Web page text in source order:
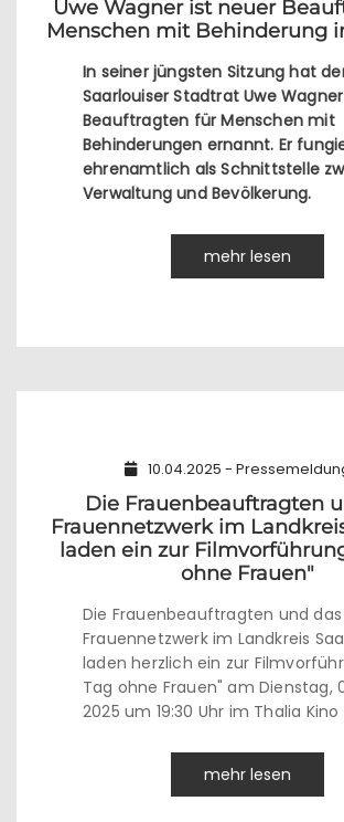
Uwe Wagner ist neuer
Menschen mit Behinderung
In seiner jüngsten Sitzung hat
Saarlouiser Stadtrat Uwe
Beauftragten für Menschen mit
Behinderungen ernannt. Er
ehrenamtlich als Schnittstelle
Verwaltung und Bevölkerung.
mehr lesen
10.04.2025 -
Die Frauenbeauftragten
Frauennetzwerk im
laden ein zur
ohne Frauen"
Die Frauenbeauftragten und das
Frauennetzwerk im Landkreis
laden herzlich ein zur
Tag ohne Frauen" am Dienstag,
2025 um 19:30 Uhr im Thalia Kino
mehr lesen